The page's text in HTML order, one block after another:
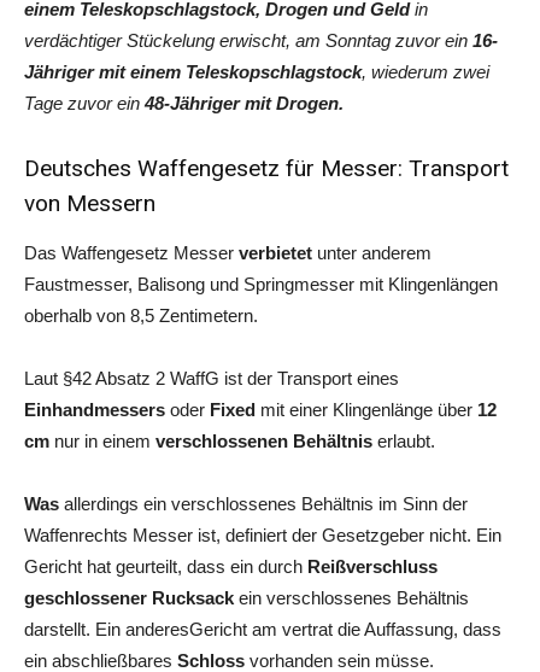
einem Teleskopschlagstock, Drogen und Geldin
verdächtiger Stückelung erwischt, am Sonntag zuvor ein 16-
Jähriger mit einem Teleskopschlagstock, wiederum zwei
Tage zuvor ein48-Jähriger mit Drogen.
Deutsches Waffengesetz für Messer: Transport
von Messern
Das Waffengesetz Messer verbietet unter anderem
Faustmesser, Balisong und Springmesser mit Klingenlängen
oberhalb von 8,5 Zentimetern.
Laut §42 Absatz 2 WaffG ist der Transport eines
Einhandmessers oder Fixed mit einer Klingenlänge über 12
cm nur in einem verschlossenen Behältnis erlaubt.
Was allerdings ein verschlossenes Behältnis im Sinn der
Waffenrechts Messer ist, definiert der Gesetzgeber nicht. Ein
Gericht hat geurteilt, dass ein durch Reißverschluss
geschlossener Rucksack ein verschlossenes Behältnis
darstellt. Ein anderesGericht am vertrat die Auffassung, dass
ein abschließbares Schloss vorhanden sein müsse.